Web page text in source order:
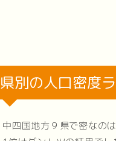
県別の人口密度
中四国地方９県で密なの